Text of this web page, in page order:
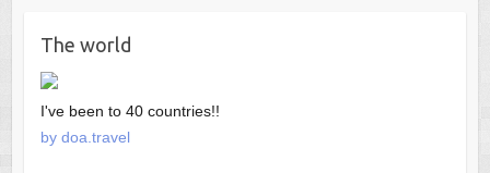
The world
I've been to 40 countries!!
by doa.travel